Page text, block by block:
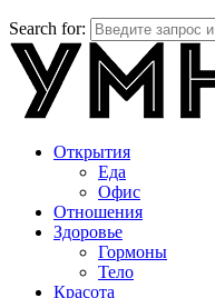
Search for:
Открытия
Еда
Офис
Отношения
Здоровье
Гормоны
Тело
Красота